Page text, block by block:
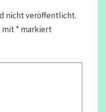
nicht veröffentlicht.
mit* markiert